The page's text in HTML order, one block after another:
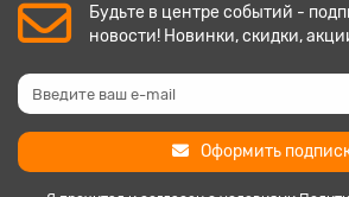
Будьте в центре событий -
новости! Новинки, скидки,
Оформить